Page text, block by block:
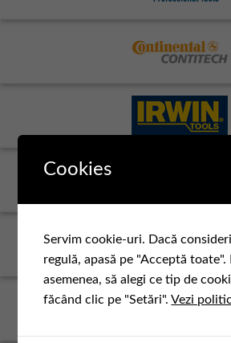
Cookies
Servim cookie-uri. Dacă
regulă, apasă pe "Acceptă toate".
asemenea, să alegi ce tip de
făcând clic pe "Setări".Vezi